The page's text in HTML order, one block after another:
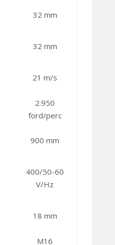
32 mm
32 mm
21 m/s
2.950
ford/perc
900 mm
400/50-60
V/Hz
18 mm
M16